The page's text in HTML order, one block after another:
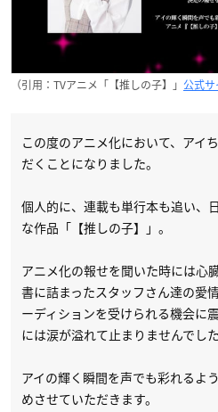
（引用：TVアニメ「【推しの子】」 公式サ
この度のアニメ化において、アイ
だくことになりました。
個人的に、連載も単行本も追い、
な作品「【推しの子】」。
アニメ化の報せを聞いた時には心
書に詰まったスタッフさん達の愛
ーディションを受けられる機会に
には涙が溢れて止まりませんでした
アイの輝く瞬間を声でも彩れるよ
めさせていただきます。